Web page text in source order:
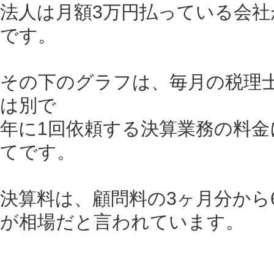
法人は月額3万円払っている会
です。
その下のグラフは、毎月の税理
は別で
年に1回依頼する決算業務の料
てです。
決算料は、顧問料の3ヶ月分か
が相場だと言われています。